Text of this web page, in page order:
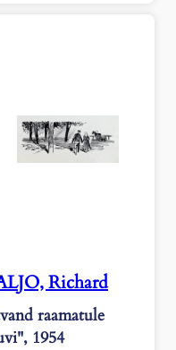
Richard
raamatule
1954